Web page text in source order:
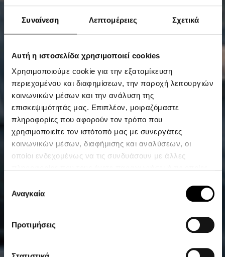
Συναίνεση Λεπτομέρειες Σχετικά
Αυτή η ιστοσελίδα χρησιμοποιεί cookies
Χρησιμοποιούμε cookie για την εξατομίκευση
περιεχομένου και διαφημίσεων, την παροχή λειτουργιών
κοινωνικών μέσων και την ανάλυση της
επισκεψιμότητάς μας. Επιπλέον, μοιραζόμαστε
πληροφορίες που αφορούν τον τρόπο που
χρησιμοποιείτε τον ιστότοπό μας με συνεργάτες
κοινωνικών μέσων, διαφήμισης και αναλύσεων, οι
οποίοι ενδεχομένως να τις συνδυάσουν με άλλες
των υπηρεσιών τους.
συγκατάθεσης
Αναγκαία
Προτιμήσεις